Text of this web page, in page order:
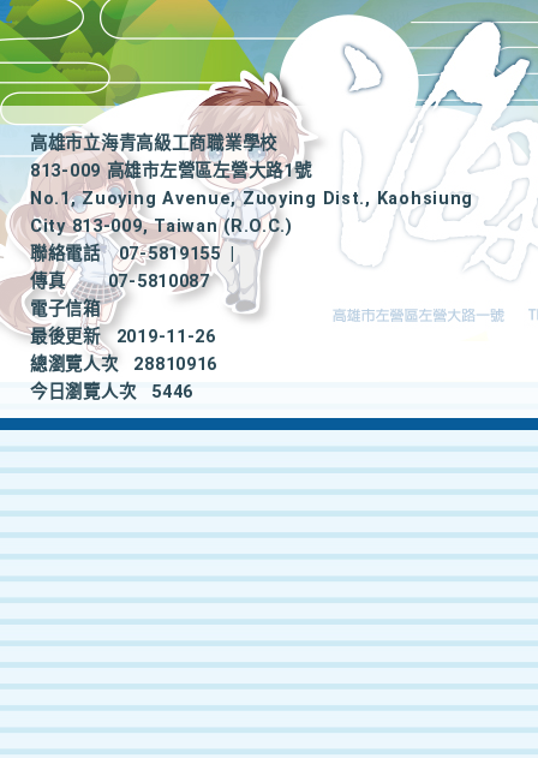
高雄市立海青高級工商職業學校
813-009 高雄市左營區左營大路1號
No.1, Zuoying Avenue, Zuoying Dist., Kaohsiung
City 813-009, Taiwan (R.O.C.)
聯絡電話
07-5819155
|
傳真
07-5810087
電子信箱
最後更新
2019-11-26
總瀏覽人次
28810916
今日瀏覽人次
5446